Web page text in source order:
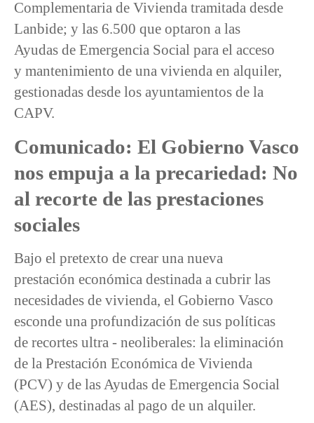
Complementaria de Vivienda tramitada desde
Lanbide; y las 6.500 que optaron a las
Ayudas de Emergencia Social para el acceso
y mantenimiento de una vivienda en alquiler,
gestionadas desde los ayuntamientos de la
CAPV.
Comunicado: El Gobierno Vasco
nos empuja a la precariedad: No
al recorte de las prestaciones
sociales
Bajo el pretexto de crear una nueva
prestación económica destinada a cubrir las
necesidades de vivienda, el Gobierno Vasco
esconde una profundización de sus políticas
de recortes ultra - neoliberales: la eliminación
de la Prestación Económica de Vivienda
(PCV) y de las Ayudas de Emergencia Social
(AES), destinadas al pago de un alquiler.